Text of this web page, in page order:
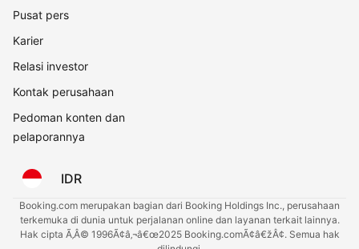
Pusat pers
Karier
Relasi investor
Kontak perusahaan
Pedoman konten dan
pelaporannya
IDR
Booking.com merupakan bagian dari Booking Holdings Inc., perusahaan
terkemuka di dunia untuk perjalanan online dan layanan terkait lainnya.
Hak cipta Ã‚Â© 1996Ã¢â‚¬â€œ2025 Booking.comÃ¢â€žÂ¢. Semua hak